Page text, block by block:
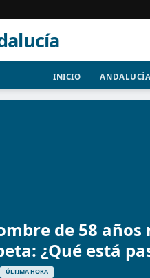
INICIO ANDALUCÍA
de 58
¿Qué está
ÚLTIMA HORA